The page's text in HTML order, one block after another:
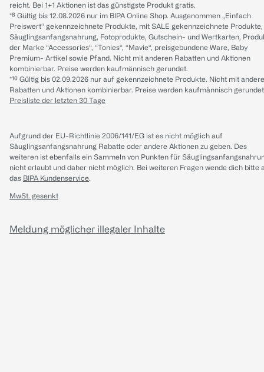
reicht. Bei 1+1 Aktionen ist das günstigste Produkt gratis.
*⁸ Gültig bis 12.08.2026 nur im BIPA Online Shop. Ausgenommen „Einfach
Preiswert“ gekennzeichnete Produkte, mit SALE gekennzeichnete Produkte,
Säuglingsanfangsnahrung, Fotoprodukte, Gutschein- und Wertkarten,
der Marke “Accessories“, “Tonies“, “Mavie“, preisgebundene Ware, Baby
Premium- Artikel sowie Pfand. Nicht mit anderen Rabatten und Aktionen
kombinierbar. Preise werden kaufmännisch gerundet.
*¹⁰ Gültig bis 02.09.2026 nur auf gekennzeichnete Produkte. Nicht mit
Rabatten und Aktionen kombinierbar. Preise werden kaufmännisch
Preisliste der letzten 30 Tage
Aufgrund der EU-Richtlinie 2006/141/EG ist es nicht möglich auf
Säuglingsanfangsnahrung Rabatte oder andere Aktionen zu geben. Des
weiteren ist ebenfalls ein Sammeln von Punkten für
nicht erlaubt und daher nicht möglich. Bei weiteren Fragen wende dich bitte
das BIPA Kundenservice.
MwSt. gesenkt
Meldung möglicher illegaler Inhalte